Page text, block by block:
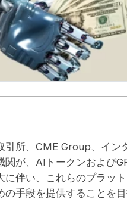
引所、CME Group、イ
関が、AIトークンおよび
に伴い、これらのプラッ
の手段を提供することを